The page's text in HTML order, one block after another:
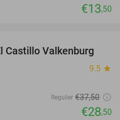
€13,50
24%
Castillo Valkenburg
9.5 star
Regulier €37,50
€28,50